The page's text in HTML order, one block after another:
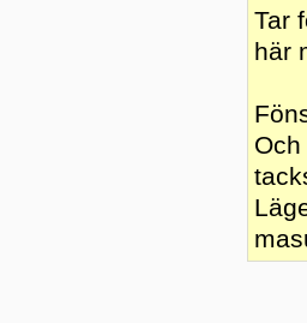
Tar
här